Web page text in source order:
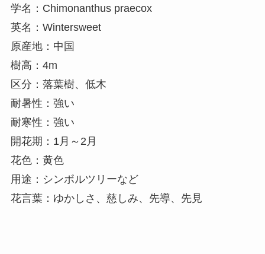
学名：Chimonanthus praecox
英名：Wintersweet
原産地：中国
樹高：4m
区分：落葉樹、低木
耐暑性：強い
耐寒性：強い
開花期：1月～2月
花色：黄色
用途：シンボルツリーなど
花言葉：ゆかしさ、慈しみ、先導、先見